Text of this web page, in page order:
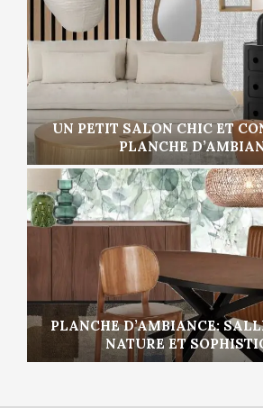
UN PETIT SALON CHIC ET
PLANCHE
PLANCHE D’AMBIANCE:
NATURE ET